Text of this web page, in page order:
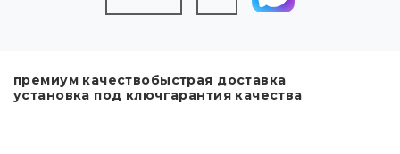
премиум качествобыстрая доставка
установка под ключгарантия качества